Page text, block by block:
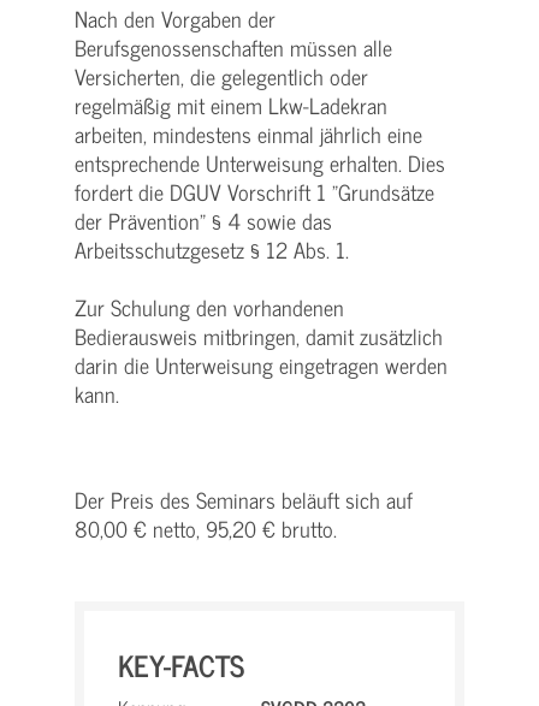
Nach den Vorgaben der
Berufsgenossenschaften müssen alle
Versicherten, die gelegentlich oder
regelmäßig mit einem Lkw-Ladekran
arbeiten, mindestens einmal jährlich eine
entsprechende Unterweisung erhalten. Dies
fordert die DGUV Vorschrift 1 "Grundsätze
der Prävention" § 4 sowie das
Arbeitsschutzgesetz § 12 Abs. 1.
Zur Schulung den vorhandenen
Bedierausweis mitbringen, damit zusätzlich
darin die Unterweisung eingetragen werden
kann.
Der Preis des Seminars beläuft sich auf
80,00 € netto, 95,20 € brutto.
KEY-FACTS